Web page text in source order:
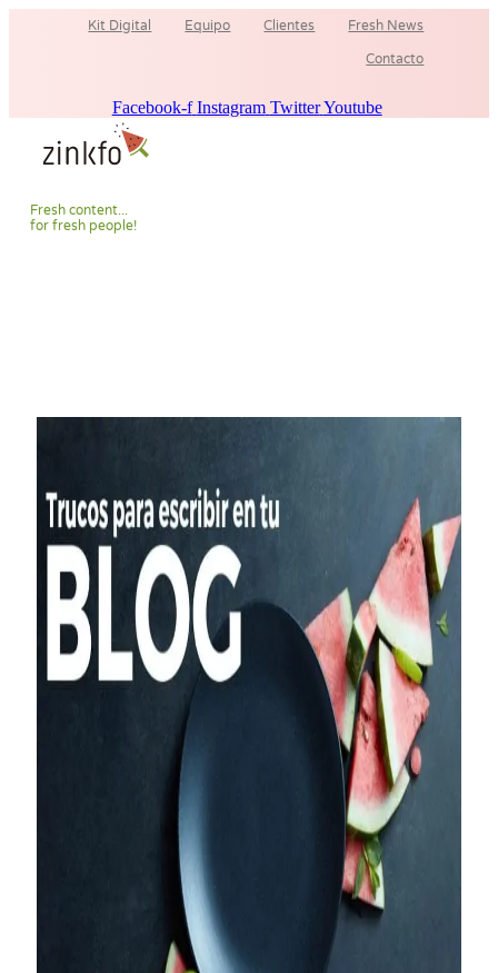
Kit Digital Equipo Clientes Fresh News
Contacto
Facebook-f Instagram TwitterYoutube
Fresh content...
for fresh people!